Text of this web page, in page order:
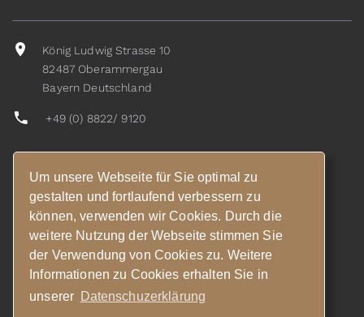
Um unsere Webseite für Sie optimal zu
gestalten und fortlaufend verbessern zu
können, verwenden wir Cookies. Durch die
weitere Nutzung der Webseite stimmen Sie
der Verwendung von Cookies zu. Weitere
Informationen zu Cookies erhalten Sie in
unserer Datenschuzerklärung
König Ludwig Strasse 10
82487 Oberammergau
Bayern Deutschland
+49 (0) 8822/ 9120
info@hotel-boeld.de
Folge uns Facebook
Instagram Youtube